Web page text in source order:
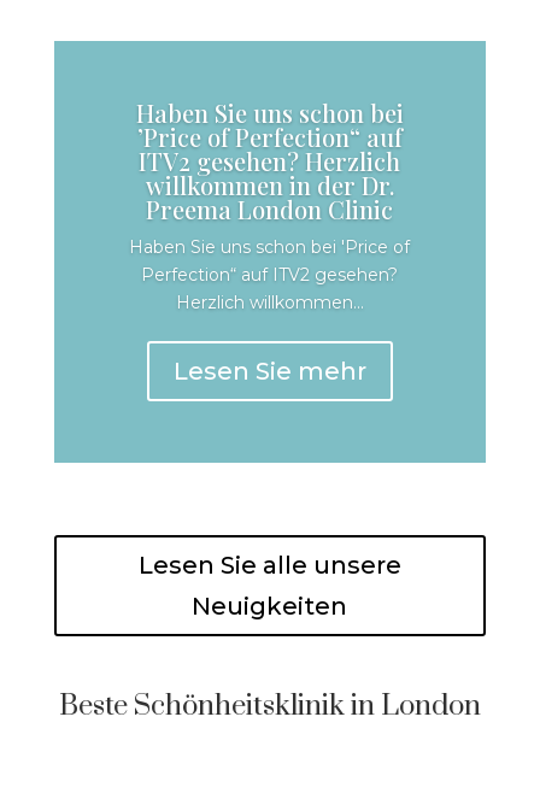
Haben Sie uns schon bei
’Price of Perfection“ auf
ITV2 gesehen? Herzlich
willkommen in der Dr.
Preema London Clinic
Haben Sie uns schon bei 'Price of
Perfection“ auf ITV2 gesehen?
Herzlich willkommen...
Lesen Sie mehr
Lesen Sie alle unsere
Neuigkeiten
Beste Schönheitsklinik in London